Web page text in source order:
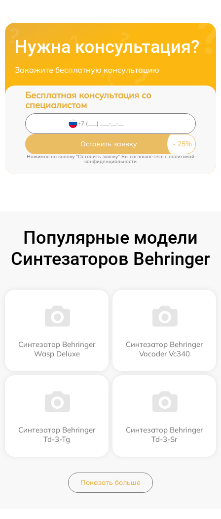
Нужна консультация?
Закажите бесплатную консультацию
Бесплатная консультация со
специалистом
Оставить заявку
Нажимая на кнопку "Оставить заявку" Вы соглашаетесь cполитикой
конфиденциальности
Популярные модели
Синтезаторов Behringer
Синтезатор Behringer
Wasp Deluxe
Синтезатор Behringer
Vocoder Vc340
Синтезатор Behringer
Td-3-Tg
Синтезатор Behringer
Td-3-Sr
Показать больше